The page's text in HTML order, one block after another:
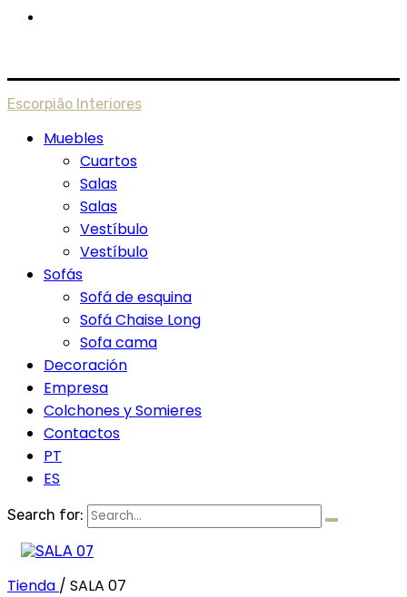
Escorpião Interiores
Muebles
Cuartos
Salas
Salas
Vestíbulo
Vestíbulo
Sofás
Sofá de esquina
Sofá Chaise Long
Sofa cama
Decoración
Empresa
Colchones y Somieres
Contactos
PT
ES
Search for:
Tienda / SALA 07